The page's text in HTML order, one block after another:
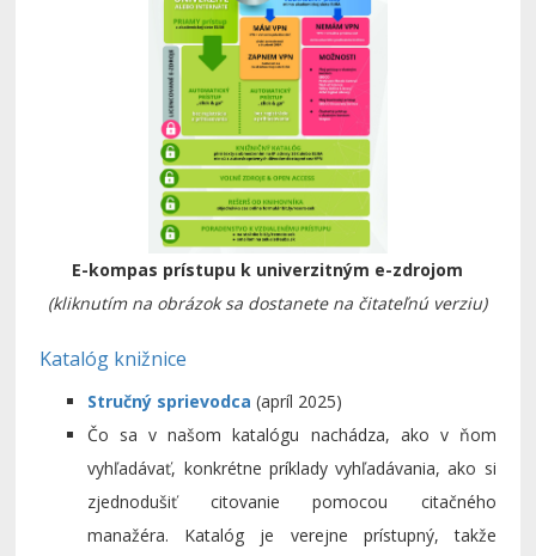
E-kompas prístupu k univerzitným e-zdrojom
(kliknutím na obrázok sa dostanete na čitateľnú verziu)
Katalóg knižnice
Stručný sprievodca (apríl 2025)
Čo sa v našom katalógu nachádza, ako v ňom
vyhľadávať, konkrétne príklady vyhľadávania, ako si
zjednodušiť citovanie pomocou citačného
manažéra. Katalóg je verejne prístupný, takže